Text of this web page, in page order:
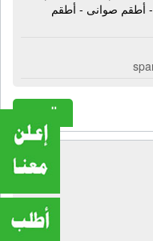
أطقم صوانى - أطقم
المزيد
- بجوار
رأس البر -